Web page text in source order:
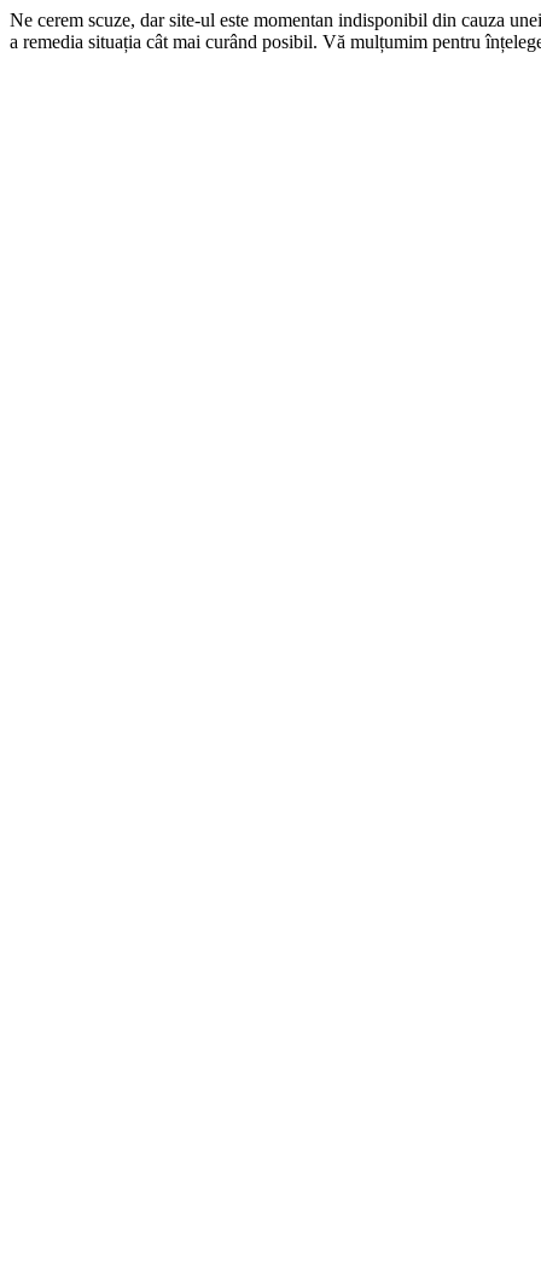
Ne cerem scuze, dar site-ul este momentan indisponibil din cauza
a remedia situația cât mai curând posibil. Vă mulțumim pentru